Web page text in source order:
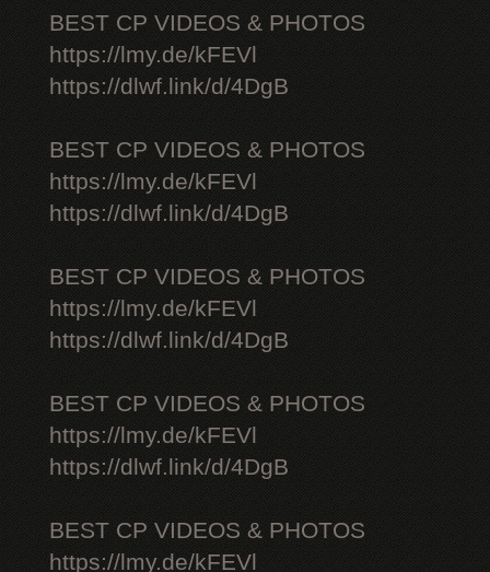
BEST CP VIDEOS & PHOTOS
https://lmy.de/kFEVl
https://dlwf.link/d/4DgB
BEST CP VIDEOS & PHOTOS
https://lmy.de/kFEVl
https://dlwf.link/d/4DgB
BEST CP VIDEOS & PHOTOS
https://lmy.de/kFEVl
https://dlwf.link/d/4DgB
BEST CP VIDEOS & PHOTOS
https://lmy.de/kFEVl
https://dlwf.link/d/4DgB
BEST CP VIDEOS & PHOTOS
https://lmy.de/kFEVl